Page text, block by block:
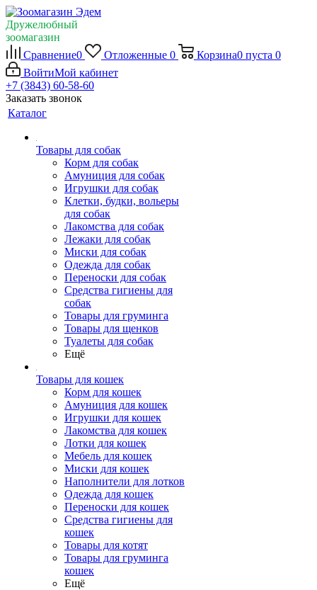
Дружелюбный
зоомагазин
Сравнение0 Отложенные 0 Корзина0 пуста 0
ВойтиМой кабинет
+7 (3843) 60-58-60
Заказать звонок
Каталог
Товары для собак
Корм для собак
Амуниция для собак
Игрушки для собак
Клетки, будки, вольеры
для собак
Лакомства для собак
Лежаки для собак
Миски для собак
Одежда для собак
Переноски для собак
Средства гигиены для
собак
Товары для груминга
Товары для щенков
Туалеты для собак
Ещё
Товары для кошек
Корм для кошек
Амуниция для кошек
Игрушки для кошек
Лакомства для кошек
Лотки для кошек
Мебель для кошек
Миски для кошек
Наполнители для лотков
Одежда для кошек
Переноски для кошек
Средства гигиены для
кошек
Товары для котят
Товары для груминга
кошек
Ещё